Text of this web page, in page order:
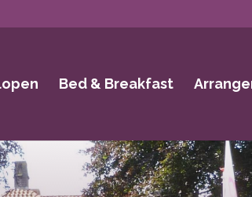
Bed & Breakfast